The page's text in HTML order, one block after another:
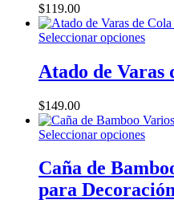
$119.00
Seleccionar opcionesEste
se
elegir
en
la
Atado de Varas
$149.00
Seleccionar opcionesEste
tiene
Caña de
para